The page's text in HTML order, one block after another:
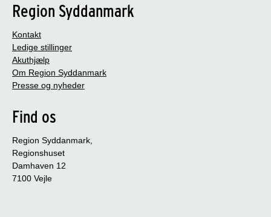
Region Syddanmark
Kontakt
Ledige stillinger
Akuthjælp
Om Region Syddanmark
Presse og nyheder
Find os
Region Syddanmark,
Regionshuset
Damhaven 12
7100 Vejle